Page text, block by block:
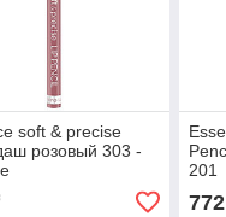
soft & precise
розовый 303 -
201
772